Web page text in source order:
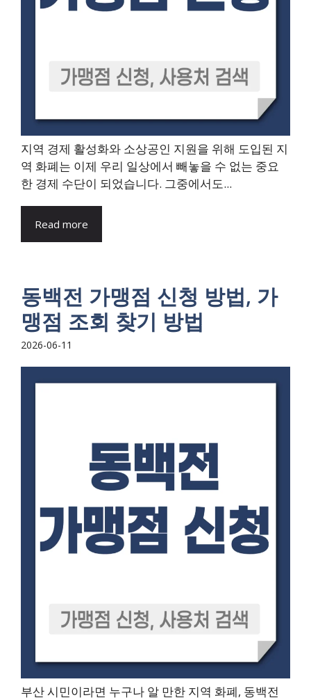
지역 경제 활성화와 소상공인 지원을 위해 도입된 지
역 화폐는 이제 우리 일상에서 빼놓을 수 없는 중요
한 경제 수단이 되었습니다. 그중에서도...
Read more
동백전 가맹점 신청 방법, 가
맹점 조회 찾기 방법
2026-06-11
부산 시민이라면 누구나 알 만한 지역 화폐, 동백전